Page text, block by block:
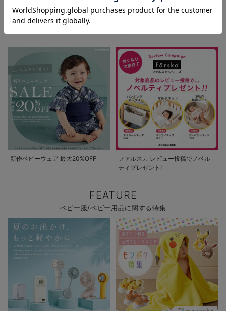
パジャマサマーセール全品5%OFF
OFF
新作ベビーウェア 最大20%OFF
ファルスカ レビュー投稿でノベル
ティプレゼント!
FEATURE
ベビー服/ベビー用品に関する特集